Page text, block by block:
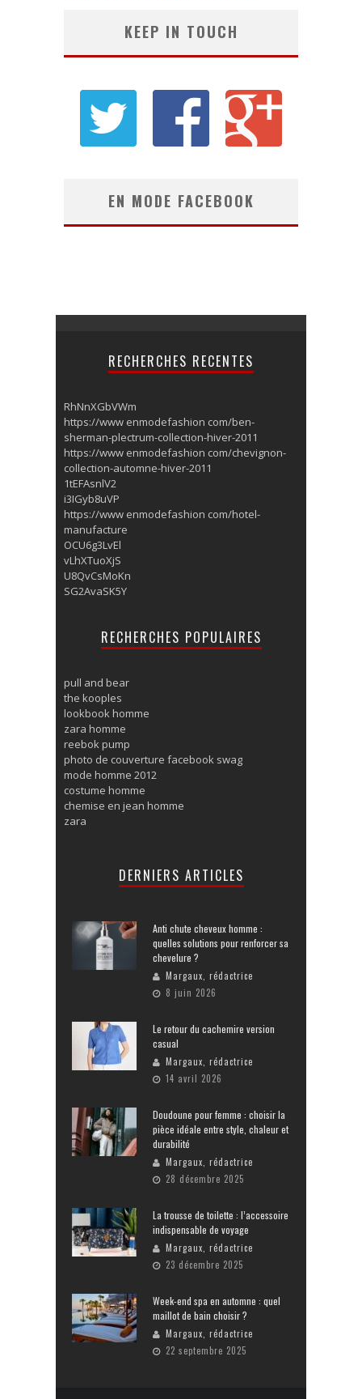
KEEP IN TOUCH
EN MODE FACEBOOK
RECHERCHES RECENTES
RhNnXGbVWm
https://www enmodefashion com/ben-
sherman-plectrum-collection-hiver-2011
https://www enmodefashion com/chevignon-
collection-automne-hiver-2011
1tEFAsnlV2
i3IGyb8uVP
https://www enmodefashion com/hotel-
manufacture
OCU6g3LvEl
vLhXTuoXjS
U8QvCsMoKn
SG2AvaSK5Y
RECHERCHES POPULAIRES
pull and bear
the kooples
lookbook homme
zara homme
reebok pump
photo de couverture facebook swag
mode homme 2012
costume homme
chemise en jean homme
zara
DERNIERS ARTICLES
Anti chute cheveux homme :
quelles solutions pour renforcer sa
chevelure ?
Margaux, rédactrice
8 juin 2026
Le retour du cachemire version
casual
Margaux, rédactrice
14 avril 2026
Doudoune pour femme : choisir la
pièce idéale entre style, chaleur et
durabilité
Margaux, rédactrice
28 décembre 2025
La trousse de toilette : l’accessoire
indispensable de voyage
Margaux, rédactrice
23 décembre 2025
Week-end spa en automne : quel
maillot de bain choisir ?
Margaux, rédactrice
22 septembre 2025